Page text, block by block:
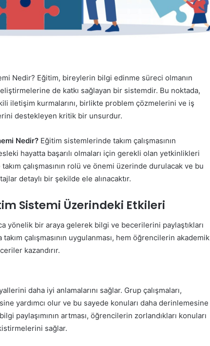
Nedir? Eğitim, bireylerin bilgi edinme süreci olmanın
de katkı sağlayan bir sistemdir. Bu noktada,
iletişim kurmalarını, birlikte problem çözmelerini ve iş
destekleyen kritik bir unsurdur.
Nedir? Eğitim sistemlerinde takım çalışmasının
hayatta başarılı olmaları için gerekli olan yetkinlikleri
çalışmasının rolü ve önemi üzerinde durulacak ve bu
detaylı bir şekilde ele alınacaktır.
Sistemi Üzerindeki Etkileri
yönelik bir araya gelerek bilgi ve becerilerini paylaştıkları
çalışmasının uygulanması, hem öğrencilerin akademik
kazandırır.
daha iyi anlamalarını sağlar. Grup çalışmaları,
yardımcı olur ve bu sayede konuları daha derinlemesine
paylaşımının artması, öğrencilerin zorlandıkları konuları
sağlar.